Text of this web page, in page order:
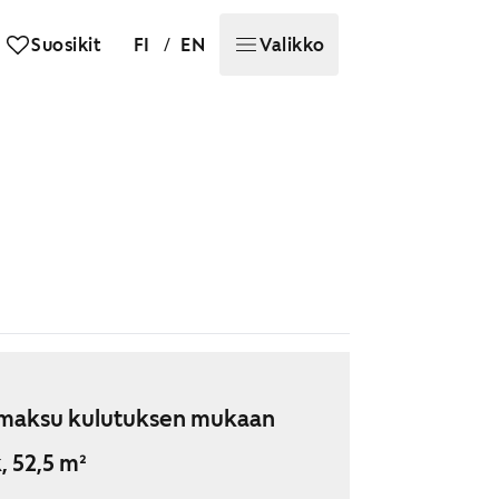
Suosikit FI / EN Valikko
kulutuksen mukaan
52,5 m²